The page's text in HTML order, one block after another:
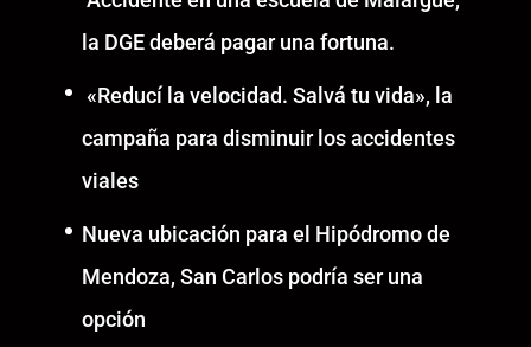
la DGE deberá pagar una fortuna.
«Reducí la velocidad. Salvá tu vida», la
campaña para disminuir los accidentes
viales
Nueva ubicación para el Hipódromo de
Mendoza, San Carlos podría ser una
opción